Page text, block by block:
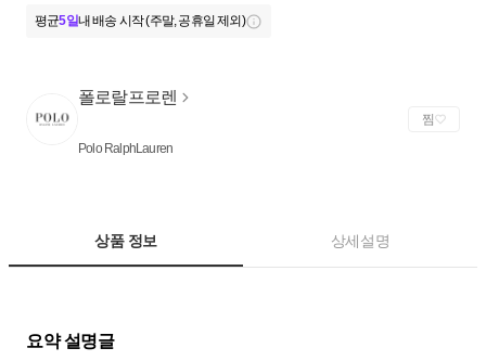
평균5일내 배송 시작 (주말, 공휴일 제외)
폴로랄프로렌
Polo RalphLauren
찜
상품 정보 상세설명
요약 설명글